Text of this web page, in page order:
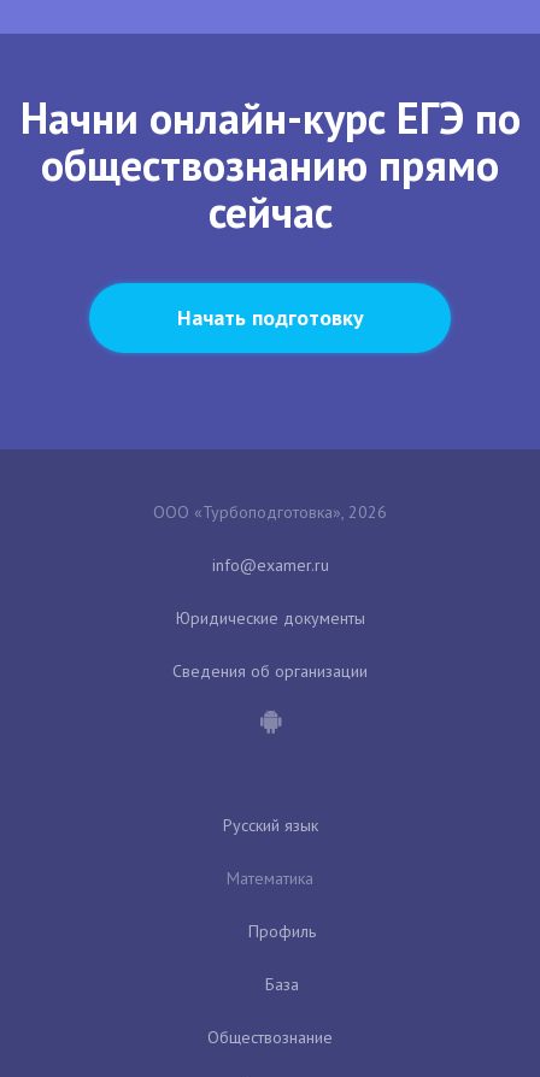
Начни онлайн-курс ЕГЭ по
обществознанию прямо
сейчас
Начать подготовку
ООО «Турбоподготовка», 2026
Юридические документы
Сведения об организации
Русский язык
Математика
Профиль
База
Обществознание